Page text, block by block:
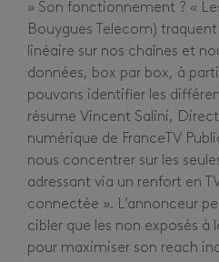
» Son fonctionnement ? «
Bouygues Telecom)
linéaire sur nos chaînes et
données, box par box, à
pouvons identifier les
résume Vincent Salini,
numérique de FranceTV
nous concentrer sur les
adressant via un renfort en
connectée ». L’annonceur
cibler que les non exposés à
pour maximiser son reach